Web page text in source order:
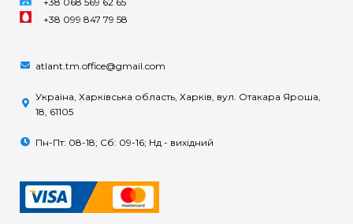
+38 099 847 79 58
atlant.tm.office@gmail.com
Україна, Харківська область, Харків, вул. Отакара Яроша,
18, 61105
Пн-Пт: 08-18; Сб: 09-16; Нд - вихідний